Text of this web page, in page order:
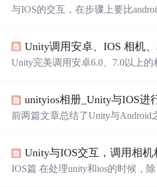
与IOS的交互，在步骤上要比
天。
Unity完美调用安卓6.0、7.0以上的
NativeCamera的项目，经过测试
运行，只是缺少相册功能。 后来经过修改项目安卓代码与i
前两篇文章总结了Unity与Android
决总结当今与IOS的互动. 这次，
机和相册的说明，因为我对IOS并
Unity与IOS交互，调用相机
IOS篇 在处理unity和ios的时候，